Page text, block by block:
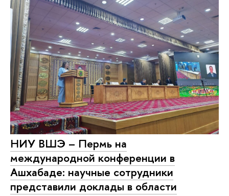
НИУ ВШЭ – Пермь на
международной конференции в
Ашхабаде: научные сотрудники
представили доклады в области